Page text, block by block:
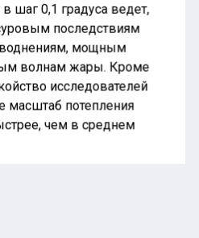
шаг 0,1 градуса ведет,
последствиям
мощным
волнам жары. Кроме
исследователей
масштаб потепления
чем в среднем